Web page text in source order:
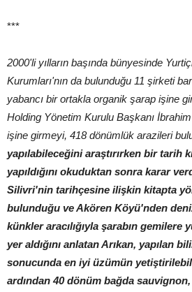
***
2000'li yılların başında bünyesinde
Kurumları'nın da bulunduğu 11 şirketi
yabancı bir ortakla organik şarap işine
Holding Yönetim Kurulu Başkanı
işine girmeyi, 418 dönümlük arazileri
yapılabileceğini araştırırken bir tarih
yapıldığını okuduktan sonra karar
Silivri'nin tarihçesine ilişkin kitapta
bulunduğu ve Akören Köyü'nden
künkler aracılığıyla şarabın
yer aldığını anlatan Arıkan, yapılan
sonucunda en iyi üzümün
ardından 40 dönüm bağda